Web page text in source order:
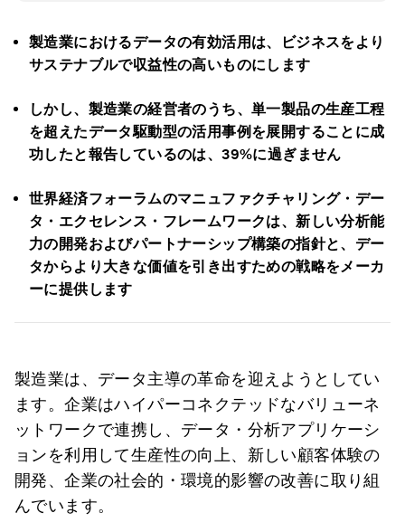
製造業におけるデータの有効活用は、ビジネスをより
サステナブルで収益性の高いものにします
しかし、製造業の経営者のうち、単一製品の生産工程
を超えたデータ駆動型の活用事例を展開することに成
功したと報告しているのは、39%に過ぎません
世界経済フォーラムのマニュファクチャリング・デー
タ・エクセレンス・フレームワークは、新しい分析能
力の開発およびパートナーシップ構築の指針と、デー
タからより大きな価値を引き出すための戦略をメーカ
ーに提供します
製造業は、データ主導の革命を迎えようとしてい
ます。企業はハイパーコネクテッドなバリューネ
ットワークで連携し、データ・分析アプリケーシ
ョンを利用して生産性の向上、新しい顧客体験の
開発、企業の社会的・環境的影響の改善に取り組
んでいます。